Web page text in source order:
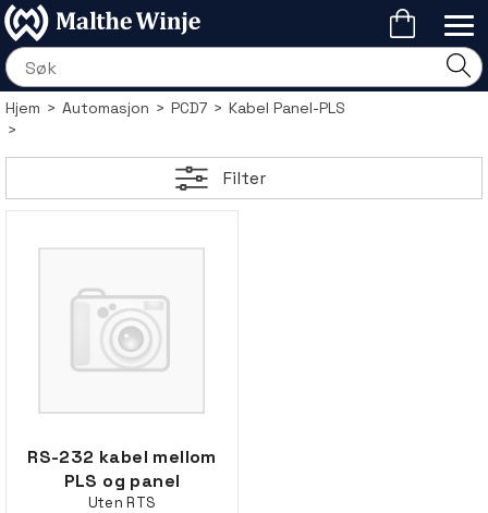
Hjem>Automasjon>PCD7>Kabel Panel-PLS
>
Filter
RS-232 kabel mellom
PLS og panel
Uten RTS